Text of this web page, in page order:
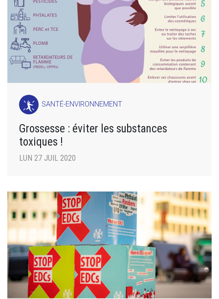
SANTÉ-ENVIRONNEMENT
Grossesse : éviter les substances
toxiques !
LUN 27 JUIL 2020